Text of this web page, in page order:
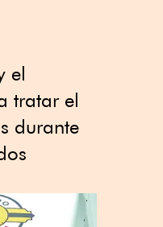
el
tratar el
durante